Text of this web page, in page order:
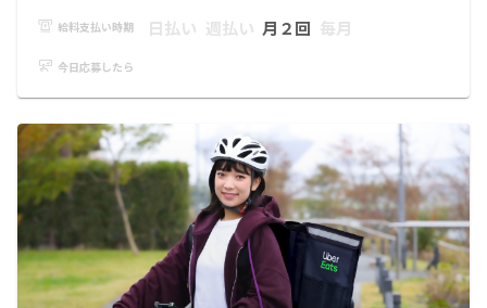
給料支払い時期 日払い 週払い 月２回 毎月
今日応募したら